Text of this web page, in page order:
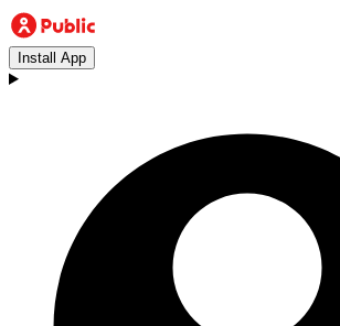
Install App